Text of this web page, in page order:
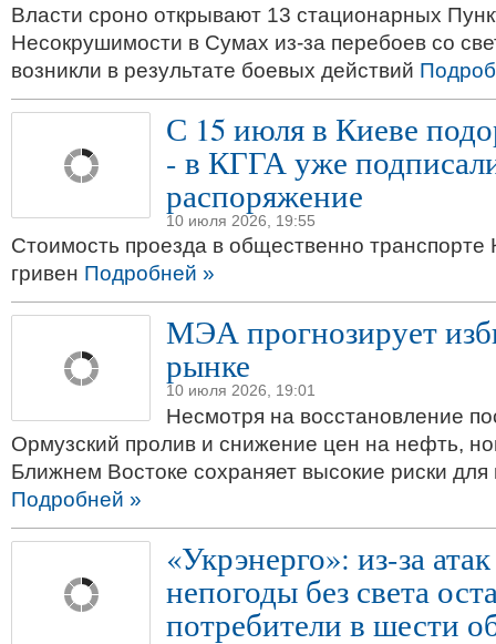
Власти сроно открывают 13 стационарных
Несокрушимости в Сумах из-за перебоев со
возникли в результате боевых действий
С 15 июля в Киеве
- в КГГА уже
распоряжение
10 июля 2026, 19:55
Стоимость проезда в общественно транспорте
гривен Подробней »
МЭА прогнозирует
рынке
10 июля 2026, 19:01
Несмотря на восстановление
Ормузский пролив и снижение цен на нефть,
Ближнем Востоке сохраняет высокие риски
Подробней »
«Укрэнерго»: из-за
непогоды без света
потребители в шести